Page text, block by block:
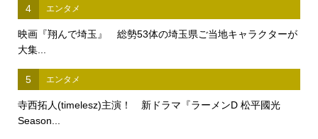
4 エンタメ
映画『翔んで埼玉』 総勢53体の埼玉県ご当地キャラクターが
大集...
5 エンタメ
寺西拓人(timelesz)主演！ 新ドラマ『ラーメンD 松平國光
Season...